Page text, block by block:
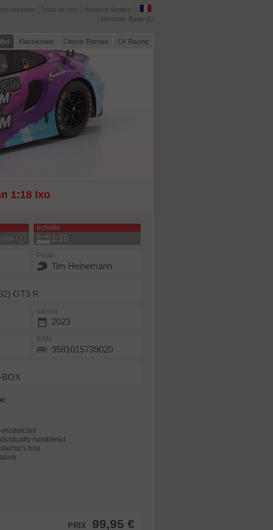
données Frais de port Mentions légales
:
Monnaie: Euro (€)
Klassikstadt Classic Remise CK Racing
1:18 Ixo
infos
échelle
1:18
Pilote
Tim Heinemann
GT3 R
saison
2023
EAN
9581015739020
BOX
modelcars
numbered
box
PRIX 99,95 €